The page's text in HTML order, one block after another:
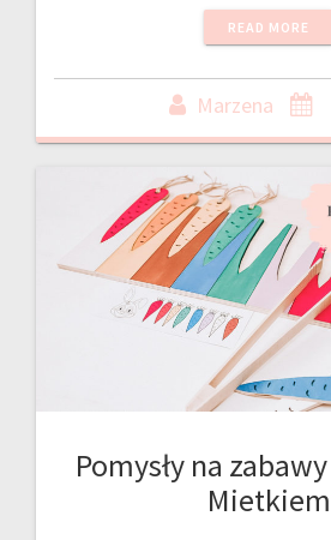
READ MORE
Marzena
Pomysły na
Mietkiem